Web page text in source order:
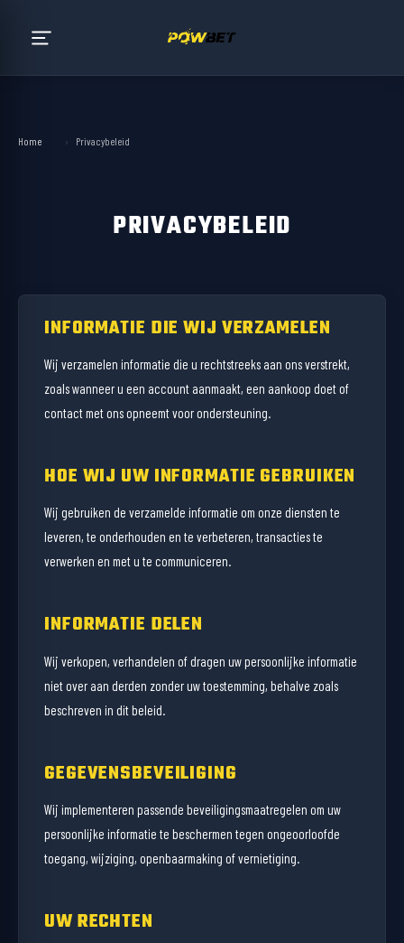
Home › Privacybeleid
PRIVACYBELEID
INFORMATIE DIE WIJ VERZAMELEN
Wij verzamelen informatie die u rechtstreeks aan ons verstrekt,
zoals wanneer u een account aanmaakt, een aankoop doet of
contact met ons opneemt voor ondersteuning.
HOE WIJ UW INFORMATIE GEBRUIKEN
Wij gebruiken de verzamelde informatie om onze diensten te
leveren, te onderhouden en te verbeteren, transacties te
verwerken en met u te communiceren.
INFORMATIE DELEN
Wij verkopen, verhandelen of dragen uw persoonlijke informatie
niet over aan derden zonder uw toestemming, behalve zoals
beschreven in dit beleid.
GEGEVENSBEVEILIGING
Wij implementeren passende beveiligingsmaatregelen om uw
persoonlijke informatie te beschermen tegen ongeoorloofde
toegang, wijziging, openbaarmaking of vernietiging.
UW RECHTEN